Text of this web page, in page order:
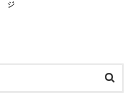
ジ